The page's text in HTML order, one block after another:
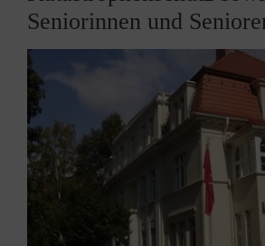
Seniorinnen und